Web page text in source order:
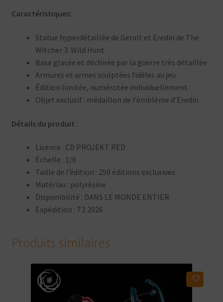
Caractéristiques:
Statue hyperdétaillée de Geralt et Eredin de The
Witcher 3: Wild Hunt
Base glacée et déchirée par la guerre très détaillée
Armures et armes sculptées fidèles au jeu
Édition limitée, numérotée individuellement
Objet exclusif : médaillon de l’emblème d’Eredin
Détails du produit :
Licence : CD PROJEKT RED
Échelle : 1/6
Taille de l’édition : 250 éditions exclusives
Matériau : polyrésine
Disponibilité : DANS LE MONDE ENTIER
Expédition : T2 2026
Produits similaires
Ajouter à ma liste d'envies